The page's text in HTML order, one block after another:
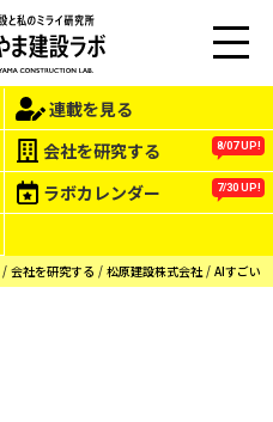
EN
連載を見る
会社を研究する 8/07 UP!
ラボカレンダー 7/30 UP!
会社を研究する 松原建設株式会社 AIすごい